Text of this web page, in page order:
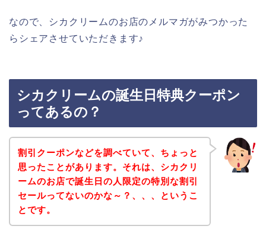
なので、シカクリームのお店のメルマガがみつかった
らシェアさせていただきます♪
シカクリームの誕生日特典クーポン
ってあるの？
割引クーポンなどを調べていて、ちょっと
思ったことがあります。それは、シカクリ
ームのお店で誕生日の人限定の特別な割引
セールってないのかな～？、、、というこ
とです。